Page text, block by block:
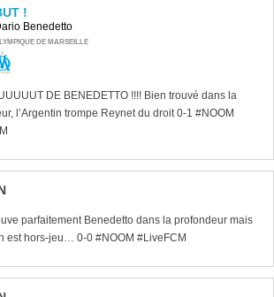
!
Benedetto
DE MARSEILLE
DE BENEDETTO !!!! Bien trouvé dans la
l’Argentin trompe Reynet du droit 0-1 #NOOM
parfaitement Benedetto dans la profondeur mais
est hors-jeu… 0-0 #NOOM #LiveFCM